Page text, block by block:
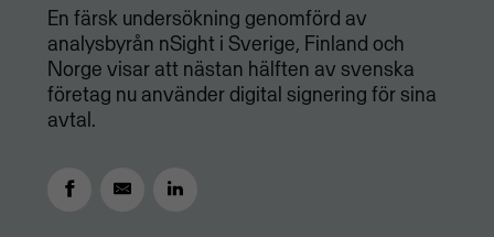
En färsk undersökning genomförd av
analysbyrån nSight i Sverige, Finland och
Norge visar att nästan hälften av svenska
företag nu använder digital signering för sina
avtal.